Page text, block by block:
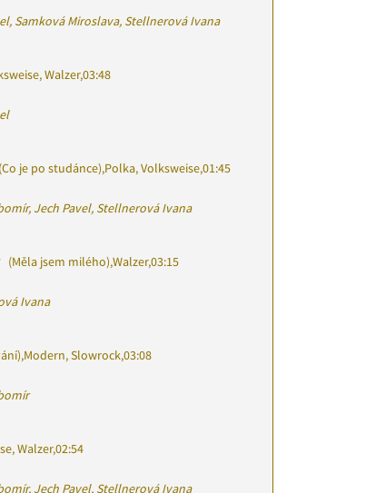
Samková Miroslava, Stellnerová Ivana
Walzer,03:48
(Co je po studánce),Polka, Volksweise,01:45
Jech Pavel, Stellnerová Ivana
(Měla jsem milého),Walzer,03:15
Ivana
,Modern, Slowrock,03:08
Walzer,02:54
Jech Pavel, Stellnerová Ivana